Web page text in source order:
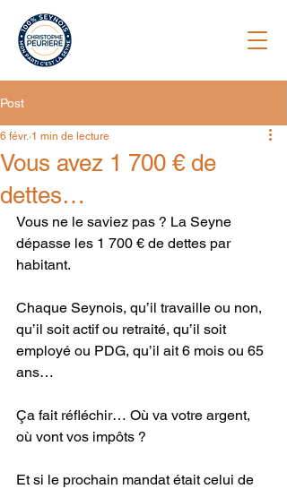
Post
Vous avez 1 700 € de
dettes…
6 févr. 1 min de lecture
Vous ne le saviez pas ? La Seyne
dépasse les 1 700 € de dettes par
habitant.
Chaque Seynois, qu’il travaille ou non,
qu’il soit actif ou retraité, qu’il soit
employé ou PDG, qu’il ait 6 mois ou 65
ans…
Ça fait réfléchir… Où va votre argent,
où vont vos impôts ?
Et si le prochain mandat était celui de